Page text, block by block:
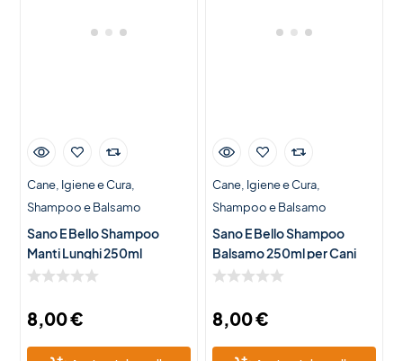
Cane Igiene e Cura
Shampoo e Balsamo
Sano E Bello Shampoo
Manti Lunghi 250ml
8,00€
Cane Igiene e Cura
Shampoo e Balsamo
Sano E Bello Shampoo
Balsamo 250ml per Cani
8,00€